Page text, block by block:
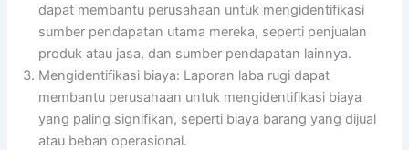
dapat membantu perusahaan untuk mengidentifikasi
sumber pendapatan utama mereka, seperti penjualan
produk atau jasa, dan sumber pendapatan lainnya.
Mengidentifikasi biaya: Laporan laba rugi dapat
membantu perusahaan untuk mengidentifikasi biaya
yang paling signifikan, seperti biaya barang yang dijual
atau beban operasional.